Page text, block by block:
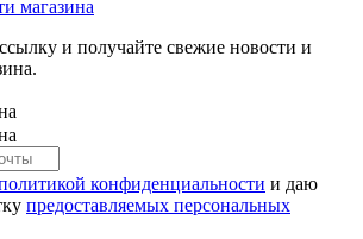
магазина
и получайте свежие новости и
конфиденциальности и даю
предоставляемых персональных